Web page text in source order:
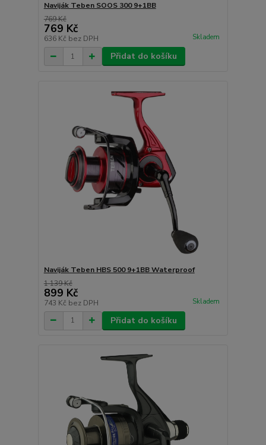
Naviják Teben SOOS 300 9+1BB
769 Kč
769 Kč
636 Kč bez DPH Skladem
Přidat do košíku
Naviják Teben HBS 500 9+1BB Waterproof
1 139 Kč
899 Kč
743 Kč bez DPH Skladem
Přidat do košíku